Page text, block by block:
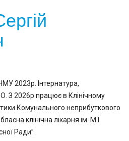
2023р. Інтернатура,
З 2026р працює в Клінічному
Комунального неприбуткового
клінічна лікарня ім. М.І.
Ради” .